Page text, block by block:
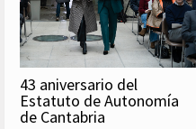
43 aniversario del
Estatuto de Autonomía
de Cantabria